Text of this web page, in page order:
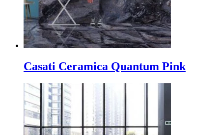
Casati Ceramica Quantum Pink